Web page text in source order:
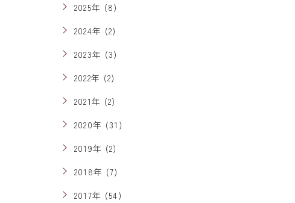
2025年 (8)
2024年 (2)
2023年 (3)
2022年 (2)
2021年 (2)
2020年 (31)
2019年 (2)
2018年 (7)
2017年 (54)